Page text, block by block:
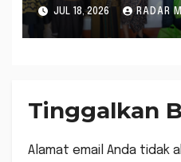
Sembako
JUL 18, 2026 RADAR
Tinggalkan
Alamat email Anda tidak